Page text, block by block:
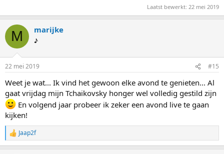
Laatst bewerkt: 22 mei 2019
M marijke
♪
22 mei 2019 #15
Weet je wat... Ik vind het gewoon elke avond te genieten... Al
gaat vrijdag mijn Tchaikovsky honger wel volledig gestild zijn
En volgend jaar probeer ik zeker een avond live te gaan
kijken!
W
a
Jaap2f